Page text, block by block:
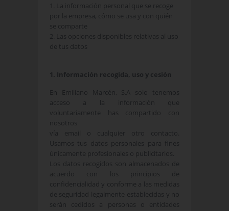
1. La información personal que se recoge
por la empresa, cómo se usa y con quién
se comparte
2. Las opciones disponibles relativas al uso
de tus datos
1. Información recogida, uso y cesión
En Emiliano Marcén, S.A solo tenemos
acceso a la información que
voluntariamente has compartido con
nosotros
vía email o cualquier otro contacto.
Usamos tus datos personales para fines
únicamente profesionales o publicitarios.
Los datos recogidos son almacenados de
acuerdo con los principios de
confidencialidad y conforme a las medidas
de seguridad legalmente establecidas y no
serán cedidos a personas o entidades